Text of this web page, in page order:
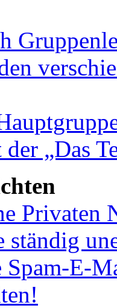
der „Das
Privaten
ständig
Spam-E-